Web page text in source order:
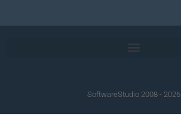
SoftwareStudio 2008 - 2026